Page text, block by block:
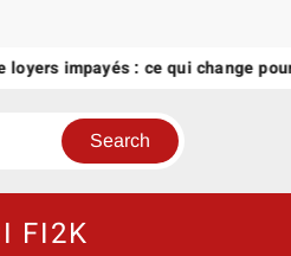
impayés : ce qui change
FI2K